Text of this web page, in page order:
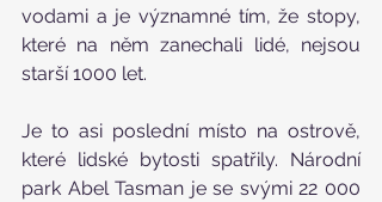
vodami a je významné tím, že stopy,
které na něm zanechali lidé, nejsou
starší 1000 let.
Je to asi poslední místo na ostrově,
které lidské bytosti spatřily. Národní
park Abel Tasman je se svými 22 000